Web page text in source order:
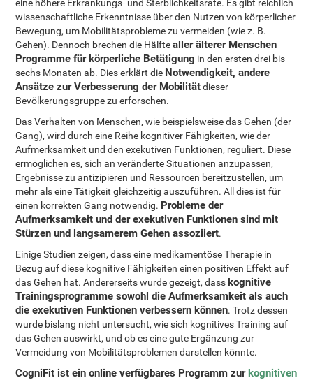
eine höhere Erkrankungs- und Sterblichkeitsrate. Es gibt reichlich
wissenschaftliche Erkenntnisse über den Nutzen von körperlicher
Bewegung, um Mobilitätsprobleme zu vermeiden (wie z. B.
Gehen). Dennoch brechen die Hälftealler älterer Menschen
Programme für körperliche Betätigung in den ersten drei bis
sechs Monaten ab. Dies erklärt die Notwendigkeit, andere
Ansätze zur Verbesserung der Mobilitätdieser
Bevölkerungsgruppe zu erforschen.
Das Verhalten von Menschen, wie beispielsweise das Gehen (der
Gang), wird durch eine Reihe kognitiver Fähigkeiten, wie der
Aufmerksamkeit und den exekutiven Funktionen, reguliert. Diese
ermöglichen es, sich an veränderte Situationen anzupassen,
Ergebnisse zu antizipieren und Ressourcen bereitzustellen, um
mehr als eine Tätigkeit gleichzeitig auszuführen. All dies ist für
einen korrekten Gang notwendig. Probleme der
Aufmerksamkeit und der exekutiven Funktionen sind mit
Stürzen und langsamerem Gehen assoziiert.
Einige Studien zeigen, dass eine medikamentöse Therapie in
Bezug auf diese kognitive Fähigkeiten einen positiven Effekt auf
das Gehen hat. Andererseits wurde gezeigt, dass kognitive
Trainingsprogramme sowohl die Aufmerksamkeit als auch
die exekutiven Funktionen verbessern können. Trotz dessen
wurde bislang nicht untersucht, wie sich kognitives Training auf
das Gehen auswirkt, und ob es eine gute Ergänzung zur
Vermeidung von Mobilitätsproblemen darstellen könnte.
CogniFit ist ein online verfügbares Programm zurkognitiven